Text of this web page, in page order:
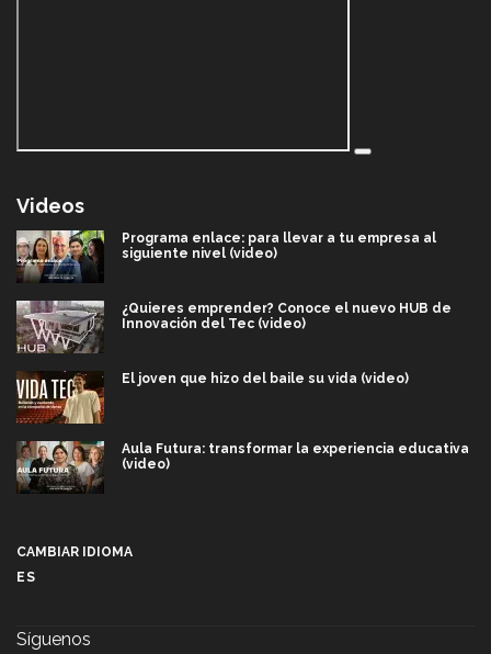
Videos
Programa enlace: para llevar a tu empresa al
siguiente nivel (video)
¿Quieres emprender? Conoce el nuevo HUB de
Innovación del Tec (video)
El joven que hizo del baile su vida (video)
Aula Futura: transformar la experiencia educativa
(video)
CAMBIAR IDIOMA
ES
Síguenos